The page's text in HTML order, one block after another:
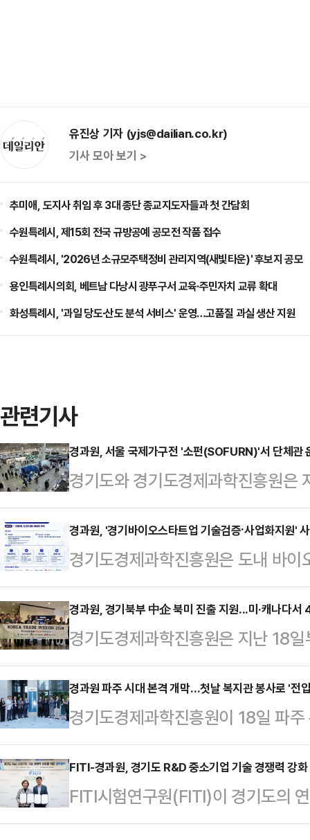
유진상 기자 (yjs@dailian.co.kr)
기사 모아 보기 >
추미애, 도지사 취임 후 3대 종단 종교지도자들과 첫 간담회
수원특례시, 제15회 전국 규방공예 공모전 작품 접수
수원특례시, '2026년 소규모주택정비 관리지역(새빛타운)' 후보지 공모
용인특례시의회, 베트남 다낭시 광푸구서 교육·주민자치 교류 확대
화성특례시, '과일 당도·산도 분석 서비스' 운영…고품질 과실 생산 지원
관련기사
경과원, 서울 국제가구전 '소펀(SOFURN)'서 단체관
경기도와 경기도경제과학진흥원은
열린 '2026년 서울국제가구 및 인
경기도 단체관을 운영해 도내 가구
다.이번 전시회 참가 지원은 경기
내 가구기업의 시장 확대를 돕기 위
SOFURN은 가구·인테리어 산업의
선보이는 국내 대표 전문 전시회다
했고 3만 6000여 명의 참…
경과원, '경기바이오스타트업 기술검증·사업화지원'
경기도경제과학진흥원은 도내 바
위해 'G-Bio Growth Lab(경기바이
격 추진한다고 4일 밝혔다.이번 사
업과의 협력을 기반으로 스타트업
그램이다.민간 주도형 오픈이노베
하고 시장 진출과 투자유치를 연계
중점을 두고 있다.모집 대상은 경
기술성숙도(TRL), 기술성,…
경과원, 경기북부 中企 북미 진출 지원...미·캐나다
경기도경제과학진흥원은 지난 18
스와 캐나다 밴쿠버에서 '2026년
456만 달러 규모의 수출상담 성과
단은 중동 정세 불안과 공급망 재편
진 가운데, 경기북부 중소기업의 안
해 추진됐다.이번 프로그램에는 남
중소기업 7개사가 참가했다. 참가
기, 제조설비 등 다양한 분…
경과원 파주 시대 본격 개막…첫날 복지관 봉사로 '전
경기도경제과학진흥원이 18일 파
전을 위한 새로운 출발에 나섰다.경
117-46 동보타워 5층에 마련된 파
원장을 비롯한 경영진은 이날 파주
산업 현안 대응과 현장 중심 기업지
FITI-경과원, 경기도 R&D 중소기업 기술 경쟁력 강화
FITI시험연구원(FITI)이 경기도의
원 체계 구축에 힘을 보탠다. 연구